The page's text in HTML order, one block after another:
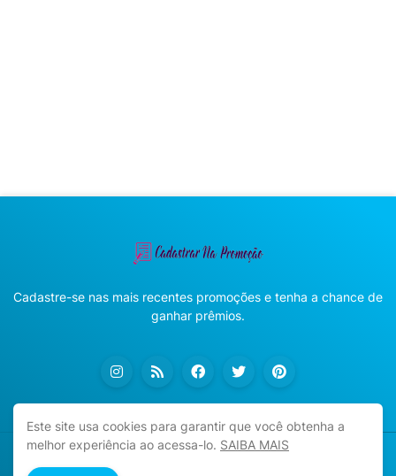
Cadastre-se nas mais recentes promoções e tenha a chance de
ganhar prêmios.
Este site usa cookies para garantir que você obtenha a
melhor experiência ao acessa-lo. SAIBA MAIS